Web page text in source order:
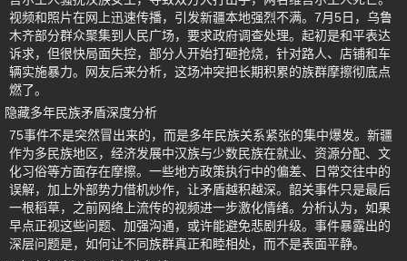
视频和照片在网上迅速传播，引发新疆本地强烈不满。7月5日，乌鲁
木齐部分群众聚集到人民广场，要求政府调查处理。起初是和平表达
诉求，但很快局面失控，部分人开始打砸抢烧，针对路人、店铺和车
辆实施暴力。网友后来分析，这场冲突把长期积累的族群摩擦彻底点
燃了。
隐藏多年民族矛盾深度分析
75事件不是突然冒出来的，而是多年民族关系紧张的集中爆发。新疆
作为多民族地区，经济发展中汉族与少数民族在就业、资源分配、文
化习俗等方面存在摩擦。一些地方政策执行中的偏差、日常交往中的
误解，加上外部势力借机炒作，让矛盾越积越深。韶关事件只是最后
一根稻草，之前网络上流传的视频进一步激化情绪。分析认为，如果
早点正视这些问题、加强沟通，或许能避免悲剧升级。事件暴露出的
深层问题是，如何让不同族群真正和睦相处，而不是表面平静。